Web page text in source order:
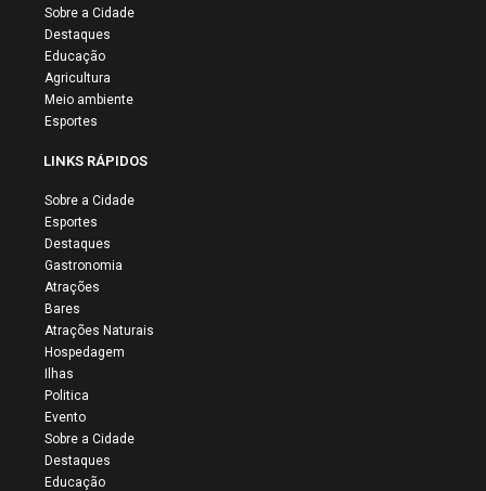
Sobre a Cidade
Destaques
Educação
Agricultura
Meio ambiente
Esportes
LINKS RÁPIDOS
Sobre a Cidade
Esportes
Destaques
Gastronomia
Atrações
Bares
Atrações Naturais
Hospedagem
Ilhas
Politica
Evento
Sobre a Cidade
Destaques
Educação